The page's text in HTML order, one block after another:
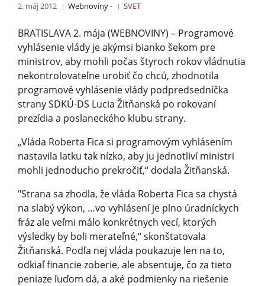
2. máj 2012 Webnoviny - SVET
BRATISLAVA 2. mája (WEBNOVINY) – Programové
vyhlásenie vlády je akýmsi bianko šekom pre
ministrov, aby mohli počas štyroch rokov vládnutia
nekontrolovateľne urobiť čo chcú, zhodnotila
programové vyhlásenie vlády podpredsedníčka
strany SDKÚ-DS Lucia Žitňanská po rokovaní
prezídia a poslaneckého klubu strany.
„Vláda Roberta Fica si programovým vyhlásením
nastavila latku tak nízko, aby ju jednotliví ministri
mohli jednoducho prekročiť,“ dodala Žitňanská.
"Strana sa zhodla, že vláda Roberta Fica sa chystá
na slabý výkon, …vo vyhlásení je plno úradníckych
fráz ale veľmi málo konkrétnych vecí, ktorých
výsledky by boli merateľné,“ skonštatovala
Žitňanská. Podľa nej vláda poukazuje len na to,
odkiaľ financie zoberie, ale absentuje, čo za tieto
peniaze ľuďom dá, a aké podmienky na riešenie